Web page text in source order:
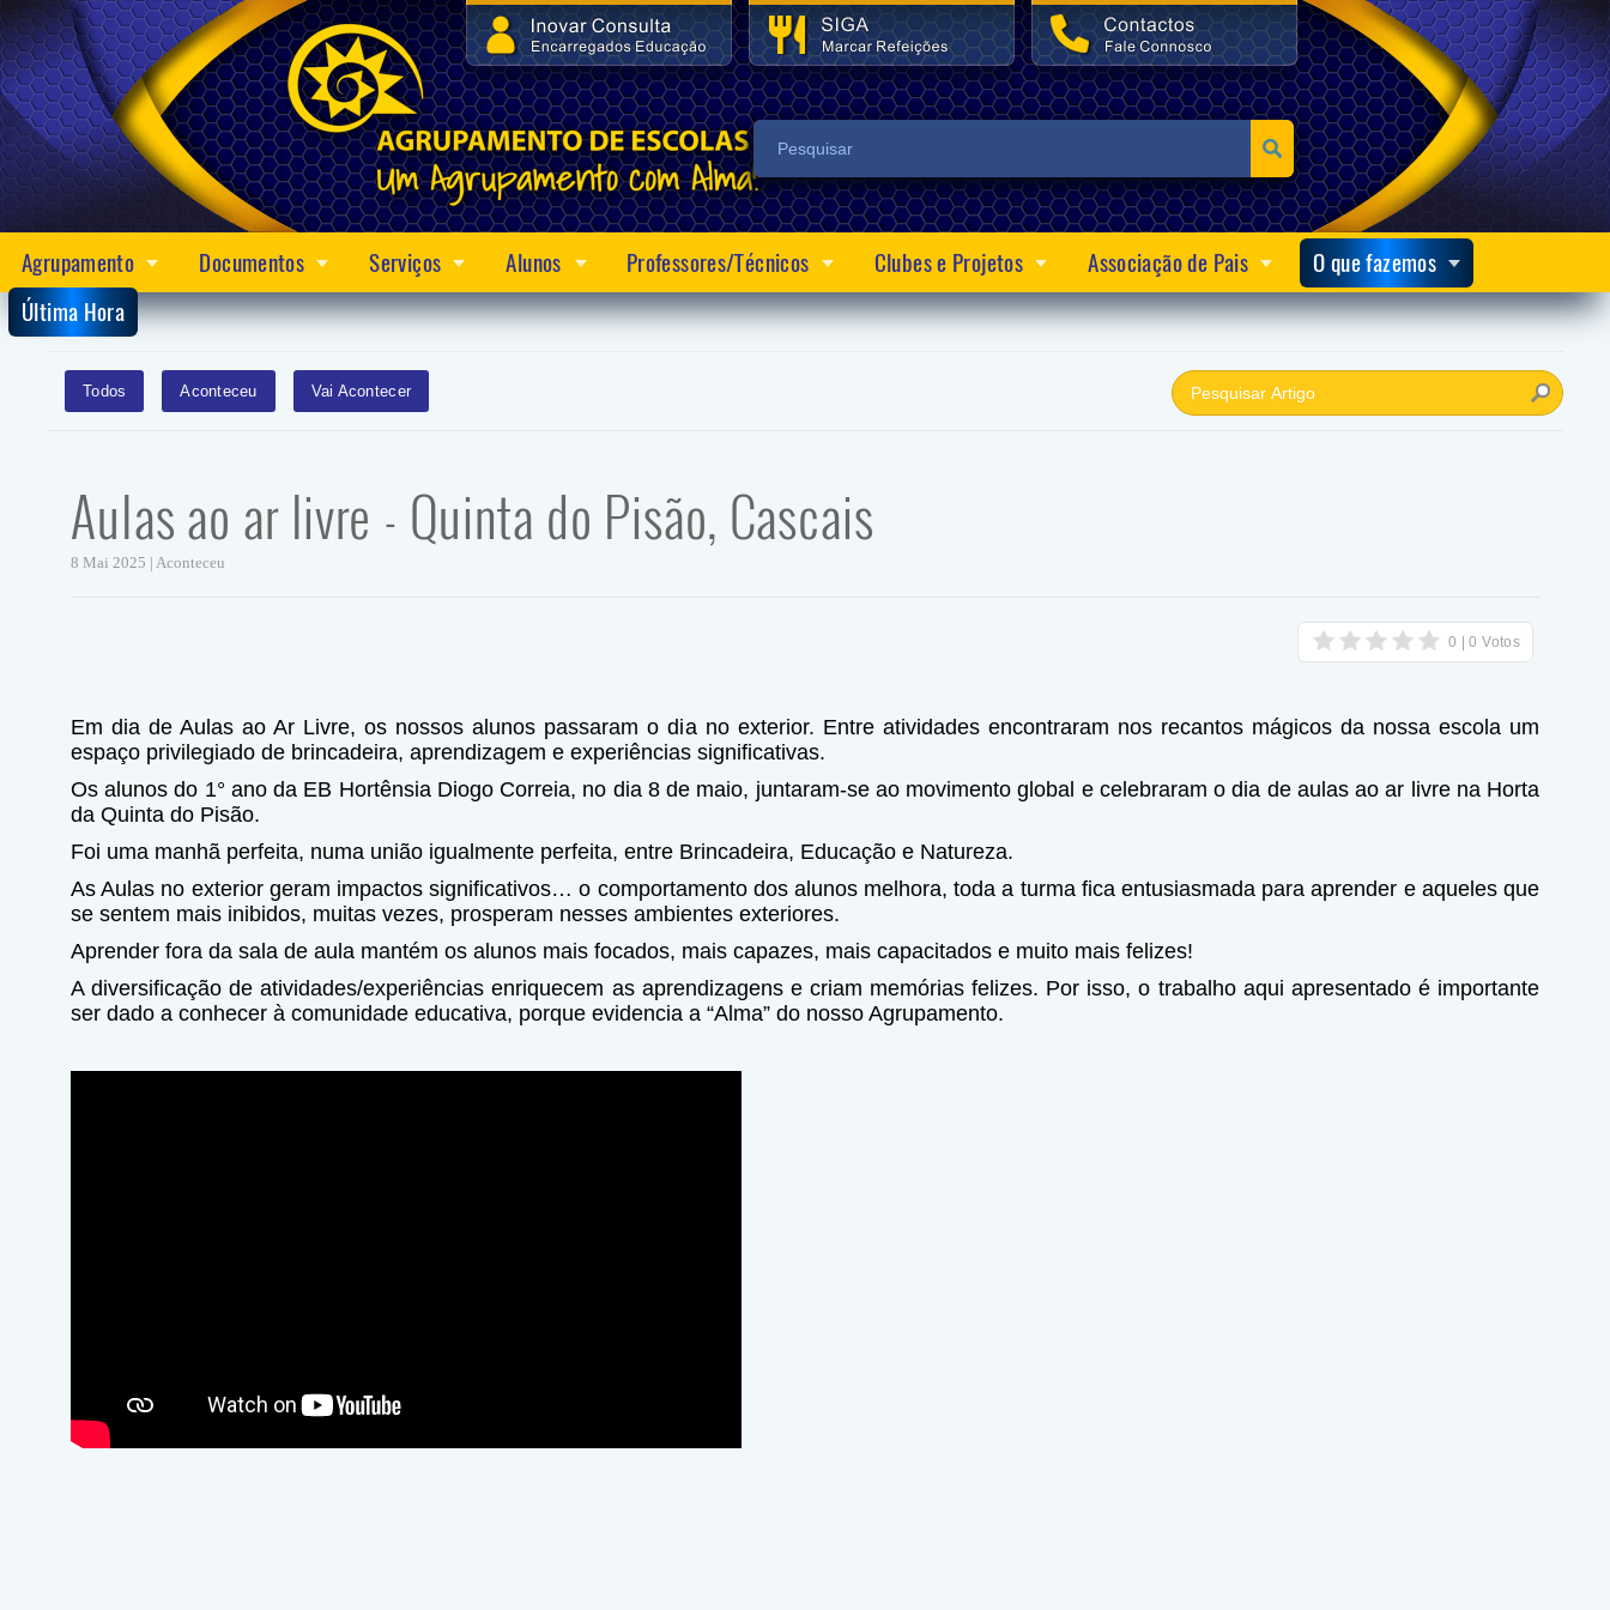
Agrupamento Documentos Serviços Alunos Professores/Técnicos Clubes e Projetos Associação de Pais
O que fazemos
Última Hora
Todos Aconteceu Vai Acontecer
Aulas ao ar livre - Quinta do Pisão, Cascais
8 Mai 2025 | Aconteceu
Em dia de Aulas ao Ar Livre, os nossos alunos passaram o dia no exterior. Entre atividades encontraram nos recantos mágicos da nossa escola um
espaço privilegiado de brincadeira, aprendizagem e experiências significativas.
Os alunos do 1° ano da EB Hortênsia Diogo Correia, no dia 8 de maio, juntaram-se ao movimento global e celebraram o dia de aulas ao ar livre na Horta
da Quinta do Pisão.
Foi uma manhã perfeita, numa união igualmente perfeita, entre Brincadeira, Educação e Natureza.
As Aulas no exterior geram impactos significativos… o comportamento dos alunos melhora, toda a turma fica entusiasmada para aprender e aqueles que
se sentem mais inibidos, muitas vezes, prosperam nesses ambientes exteriores.
Aprender fora da sala de aula mantém os alunos mais focados, mais capazes, mais capacitados e muito mais felizes!
A diversificação de atividades/experiências enriquecem as aprendizagens e criam memórias felizes. Por isso, o trabalho aqui apresentado é importante
ser dado a conhecer à comunidade educativa, porque evidencia a “Alma” do nosso Agrupamento.